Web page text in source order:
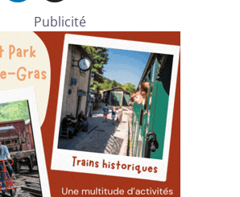
Publicité